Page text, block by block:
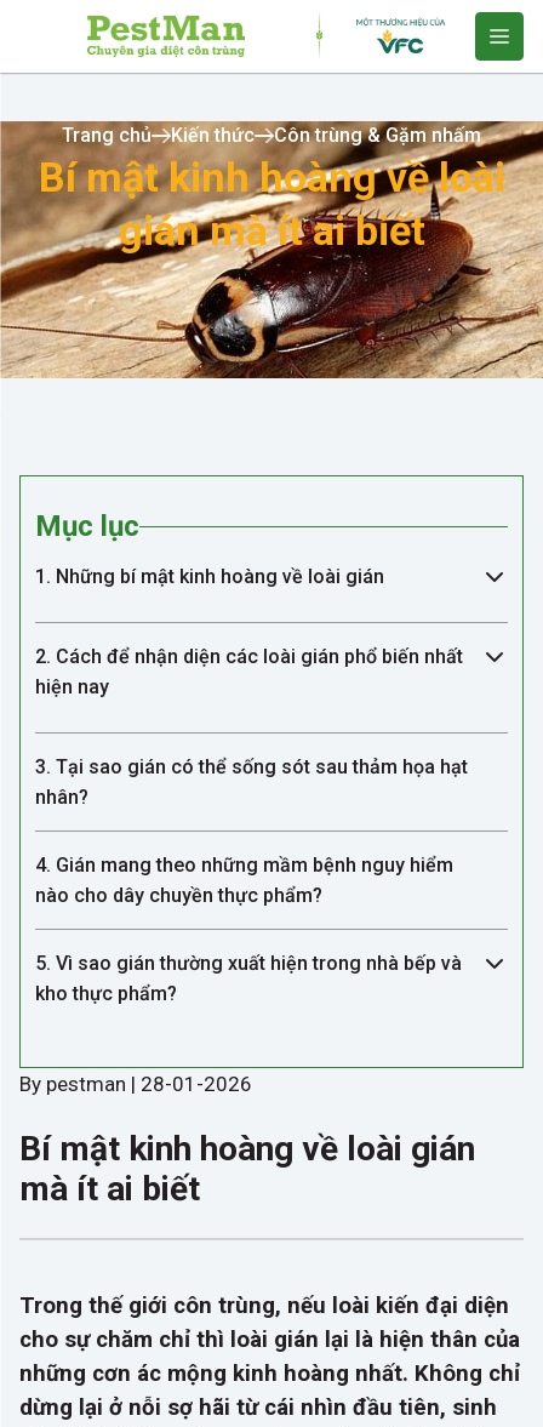
Trang chủ Kiến thức Côn trùng & Gặm nhấm
Bí mật kinh hoàng về loài
gián mà ít ai biết
Mục lục
1. Những bí mật kinh hoàng về loài gián
2. Cách để nhận diện các loài gián phổ biến nhất
hiện nay
3. Tại sao gián có thể sống sót sau thảm họa hạt
nhân?
4. Gián mang theo những mầm bệnh nguy hiểm
nào cho dây chuyền thực phẩm?
5. Vì sao gián thường xuất hiện trong nhà bếp và
kho thực phẩm?
By pestman | 28-01-2026
Bí mật kinh hoàng về loài gián
mà ít ai biết
Trong thế giới côn trùng, nếu loài kiến đại diện
cho sự chăm chỉ thì loài gián lại là hiện thân của
những cơn ác mộng kinh hoàng nhất. Không chỉ
dừng lại ở nỗi sợ hãi từ cái nhìn đầu tiên, sinh